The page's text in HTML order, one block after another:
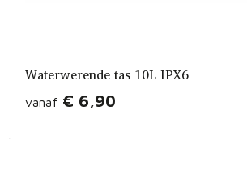
Waterwerende tas 10L IPX6
vanaf € 6,90